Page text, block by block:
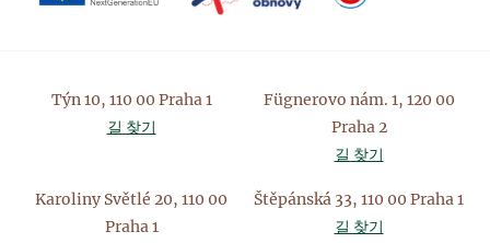
Týn 10, 110 00 Praha 1
길 찾기
Fügnerovo nám. 1, 120 00
Praha 2
길 찾기
Karoliny Světlé 20, 110 00
Praha 1
Štěpánská 33, 110 00 Praha 1
길 찾기